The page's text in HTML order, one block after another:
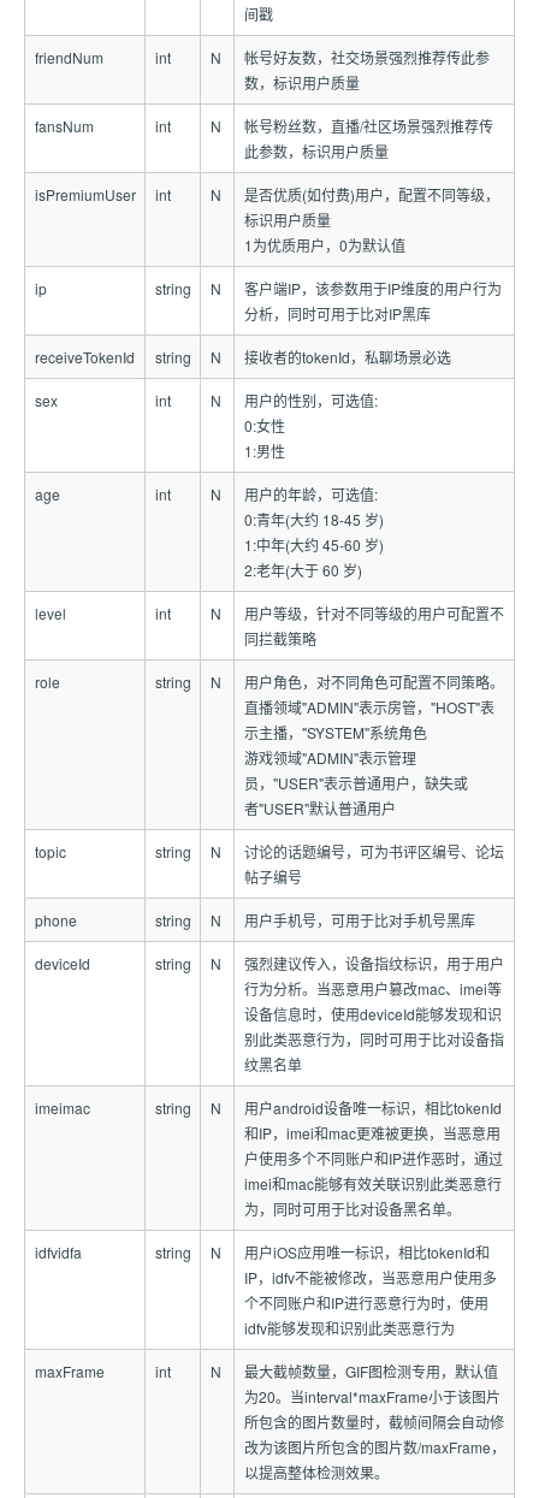
间戳
friendNum int N
帐号好友数，社交场景强烈推荐传此参
数，标识用户质量
fansNum int N
帐号粉丝数，直播/社区场景强烈推荐传
此参数，标识用户质量
isPremiumUser int N
是否优质(如付费)用户，配置不同等级，
标识用户质量
1为优质用户，0为默认值
ip string N
客户端IP，该参数用于IP维度的用户行为
分析，同时可用于比对IP黑库
receiveTokenId string N 接收者的tokenId，私聊场景必选
sex int N
用户的性别，可选值:
0:女性
1:男性
age int N
用户的年龄，可选值:
0:青年(大约 18-45 岁)
1:中年(大约 45-60 岁)
2:老年(大于 60 岁)
level int N
用户等级，针对不同等级的用户可配置不
同拦截策略
role string N
用户角色，对不同角色可配置不同策略。
直播领域"ADMIN"表示房管，"HOST"表
示主播，"SYSTEM"系统角色
游戏领域"ADMIN"表示管理
员，"USER"表示普通用户，缺失或
者"USER"默认普通用户
topic string N
讨论的话题编号，可为书评区编号、论坛
帖子编号
phone string N 用户手机号，可用于比对手机号黑库
deviceId string N
强烈建议传入，设备指纹标识，用于用户
行为分析。当恶意用户篡改mac、imei等
设备信息时，使用deviceId能够发现和识
别此类恶意行为，同时可用于比对设备指
纹黑名单
imeimac string N
用户android设备唯一标识，相比tokenId
和IP，imei和mac更难被更换，当恶意用
户使用多个不同账户和IP进作恶时，通过
imei和mac能够有效关联识别此类恶意行
为，同时可用于比对设备黑名单。
idfvidfa string N
用户iOS应用唯一标识，相比tokenId和
IP，idfv不能被修改，当恶意用户使用多
个不同账户和IP进行恶意行为时，使用
idfv能够发现和识别此类恶意行为
maxFrame int N
最大截帧数量，GIF图检测专用，默认值
为20。当interval*maxFrame小于该图片
所包含的图片数量时，截帧间隔会自动修
改为该图片所包含的图片数/maxFrame，
以提高整体检测效果。